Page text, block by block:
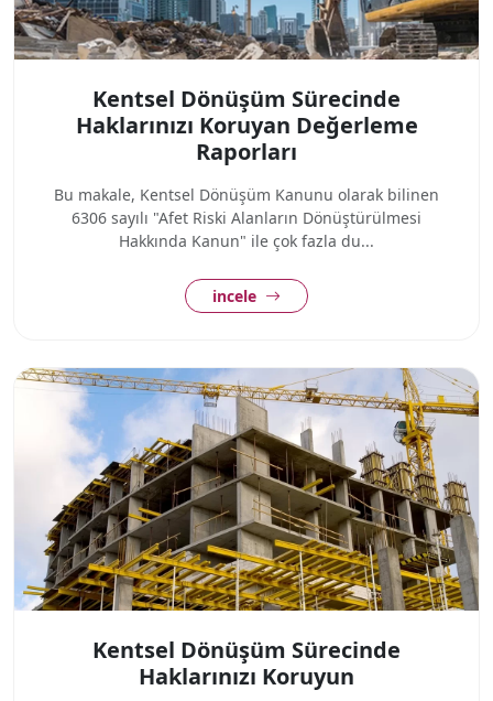
Kentsel Dönüşüm Sürecinde
Haklarınızı Koruyan Değerleme
Raporları
Bu makale, Kentsel Dönüşüm Kanunu olarak bilinen
6306 sayılı "Afet Riski Alanların Dönüştürülmesi
Hakkında Kanun" ile çok fazla du...
incele
Kentsel Dönüşüm Sürecinde
Haklarınızı Koruyun